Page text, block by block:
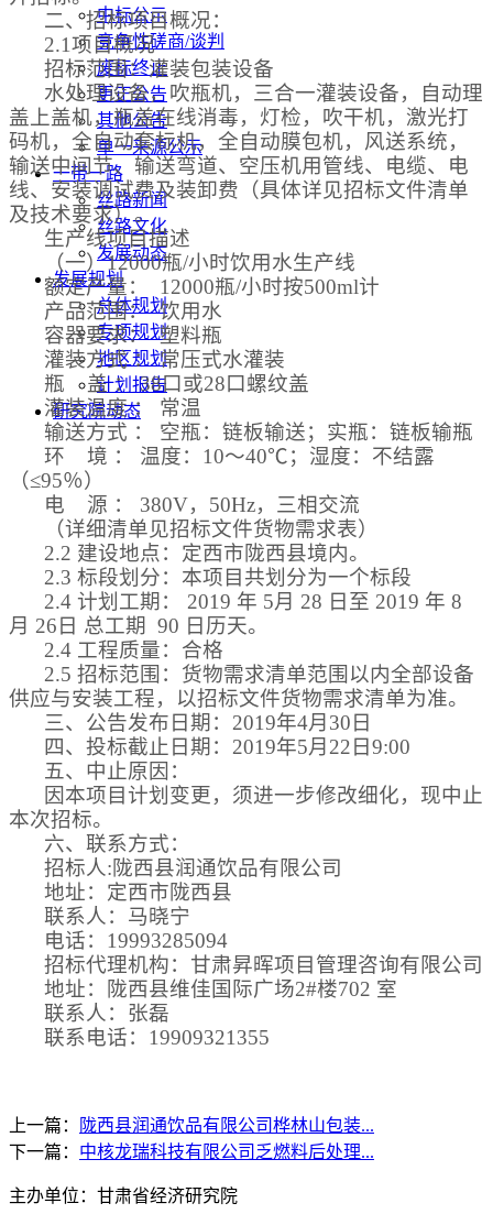
中标公示
竞争性磋商/谈判
废标终止
更正公告
其他公告
单一来源公示
一带一路
丝路新闻
丝路文化
发展动态
发展规划
总体规划
专项规划
地区规划
计划报告
研究院动态
二、招标项目概况：
2.1项目概况
招标范围：灌装包装设备
水处理设备，吹瓶机，三合一灌装设备，自动理
盖上盖机，瓶盖在线消毒，灯检，吹干机，激光打
码机，全自动套标机，全自动膜包机，风送系统，
输送中间节、输送弯道、空压机用管线、电缆、电
线、安装调试费及装卸费（具体详见招标文件清单
及技术要求）。
生产线项目描述
（一）12000瓶/小时饮用水生产线
额定产量：
12000瓶/小时按500ml计
产品范围： 饮用水
容器要求： 塑料瓶
灌装方式 ： 常压式水灌装
瓶
盖 ：38口或28口螺纹盖
灌装温度 ：
常温
输送方式 ：
空瓶：链板输送；实瓶：链板输瓶
环
境 ： 温度： 10～40℃；湿度：不结露
（≤95％）
电
源 ：
380V，50Hz，三相交流
（详细清单见招标文件货物需求表）
2.2 建设地点：定西市陇西县境内。
2.3 标段划分：本项目共划分为一个标段
2.4 计划工期： 2019 年 5月 28 日至 2019 年 8
月 26日 总工期 90 日历天。
2.4 工程质量：合格
2.5 招标范围：货物需求清单范围以内全部设备
供应与安装工程，以招标文件货物需求清单为准。
三、公告发布日期： 2019年4月 30 日
四、投标截止日期： 2019年5月 22 日9:00
五、中止原因：
因本项目计划变更，须进一步修改细化，现中止
本次招标。
六、联系方式：
招标人:陇西县润通饮品有限公司
地址：定西市陇西县
联系人：马晓宁
电话： 19993285094
招标代理机构：甘肃昇晖项目管理咨询有限公司
地址：陇西县维佳国际广场2#楼702 室
联系人：张磊
联系电话： 19909321355
上一篇：
陇西县润通饮品有限公司桦林山包装...
下一篇： 中核龙瑞科技有限公司乏燃料后处理...
主办单位：甘肃省经济研究院